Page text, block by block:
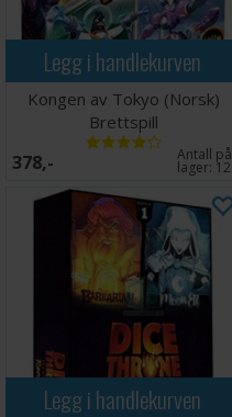
Legg i handlekurven
Kongen av Tokyo (Norsk)
Brettspill
378,- Antall på
lager: 12
Legg i handlekurven